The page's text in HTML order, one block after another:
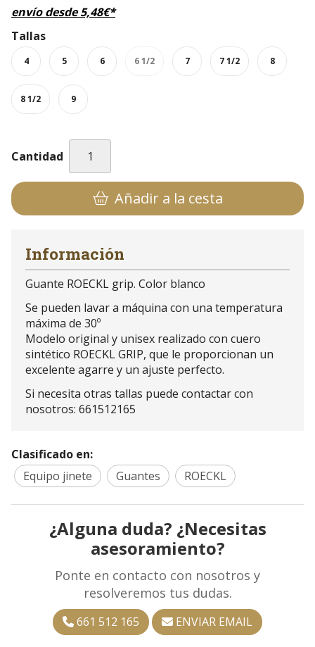
envío desde5,48€*
Tallas
4 5 6 6 1/2 7 7 1/2 8
8 1/2 9
Cantidad
Añadir a la cesta
Información
Guante ROECKL grip. Color blanco
Se pueden lavar a máquina con una temperatura
máxima de 30º
Modelo original y unisex realizado con cuero
sintético ROECKL GRIP, que le proporcionan un
excelente agarre y un ajuste perfecto.
Si necesita otras tallas puede contactar con
nosotros: 661512165
Clasificado en:
Equipo jinete
Guantes ROECKL
¿Alguna duda? ¿Necesitas
asesoramiento?
Ponte en contacto con nosotros y
resolveremos tus dudas.
661 512 165 ENVIAR EMAIL